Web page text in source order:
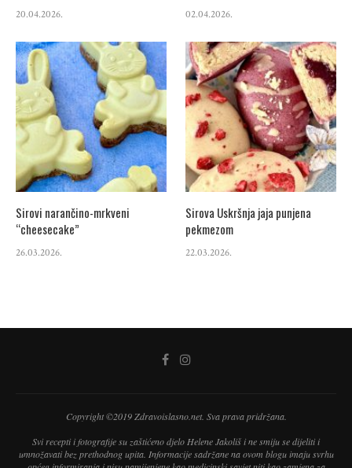
20.04.2026. 02.04.2026.
Sirovi narančino-mrkveni
“cheesecake”
26.03.2026.
Sirova Uskršnja jaja punjena
pekmezom
22.03.2026.
Copyright ©2019 Zdravoislasno.net. Sva prava pridržana.
Svi recepti i fotografije su zaštićeno djelo Helene Jakoliš i ne smiju se dijeliti i
umnožavati bez prethodnog upita. Informacije sadržane na ovom blogu imaju svrhu